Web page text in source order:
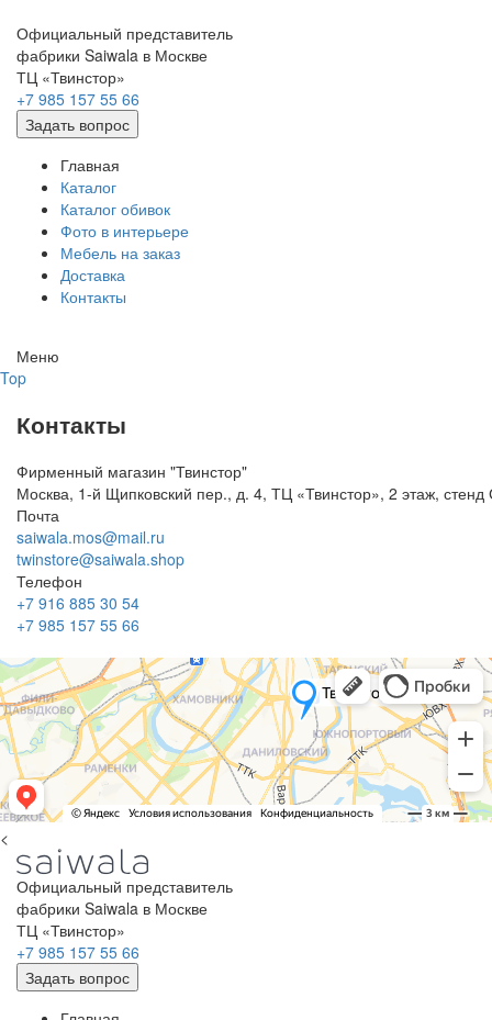
Официальный представитель
фабрики Saiwala в Москве
ТЦ «Твинстор»
+7 985 157 55 66
Задать вопрос
Главная
Каталог
Каталог обивок
Фото в интерьере
Мебель на заказ
Доставка
Контакты
Меню
Top
Контакты
Фирменный магазин "Твинстор"
Москва, 1-й Щипковский пер., д. 4, ТЦ «Твинстор», 2 этаж,
Почта
saiwala.mos@mail.ru
twinstore@saiwala.shop
Телефон
+7 916 885 30 54
+7 985 157 55 66
<
Официальный представитель
фабрики Saiwala в Москве
ТЦ «Твинстор»
+7 985 157 55 66
Задать вопрос